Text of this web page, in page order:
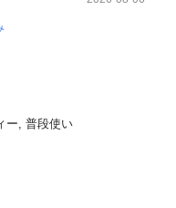
ー, 普段使い